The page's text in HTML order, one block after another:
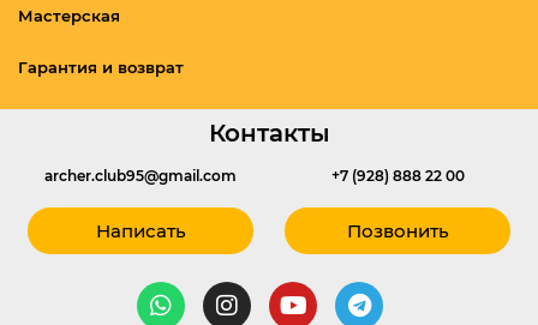
Мастерская
Гарантия и возврат
Контакты
archer.club95@gmail.com
Написать
+7 (928) 888 22 00
Позвонить